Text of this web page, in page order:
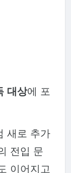
대상에 포
새로 추가
전입 문
이어지고